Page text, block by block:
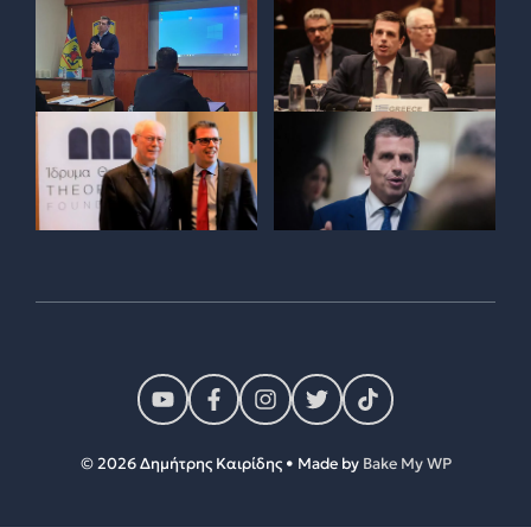
© 2026 Δημήτρης Καιρίδης • Made by Bake My WP